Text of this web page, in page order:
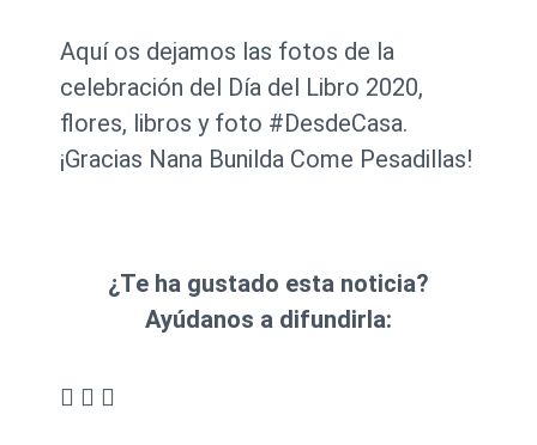
Aquí os dejamos las fotos de la
celebración del Día del Libro 2020,
flores, libros y foto #DesdeCasa.
¡Gracias Nana Bunilda Come Pesadillas!
¿Te ha gustado esta noticia?
Ayúdanos a difundirla: